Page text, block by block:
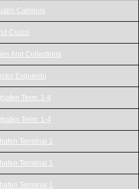
Caminos
Cuzco
And Collections
Esquerdo
Term. 1-4
Term. 1-4
Terminal 1
Terminal 1
Terminal 1